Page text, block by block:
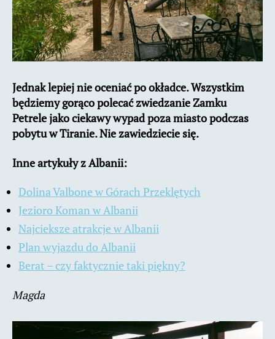
Jednak lepiej nie oceniać po okładce. Wszystkim
będziemy gorąco polecać zwiedzanie Zamku
Petrele jako ciekawy wypad poza miasto podczas
pobytu w Tiranie. Nie zawiedziecie się.
Inne artykuły z Albanii:
Dolina Valbone w Górach Przeklętych
Jezioro Koman w Albanii
Najcieksze atrakcje w Albanii
Plan wyjazdu do Albanii
Berat – czy faktycznie taki piękny?
Magda